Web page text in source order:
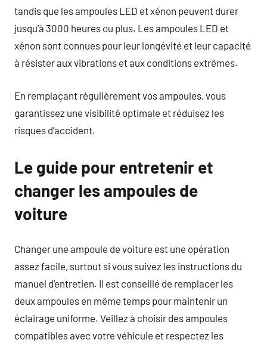
tandis que les ampoules LED et xénon peuvent durer
jusqu’à 3000 heures ou plus. Les ampoules LED et
xénon sont connues pour leur longévité et leur capacité
à résister aux vibrations et aux conditions extrêmes.
En remplaçant régulièrement vos ampoules, vous
garantissez une visibilité optimale et réduisez les
risques d’accident.
Le guide pour entretenir et
changer les ampoules de
voiture
Changer une ampoule de voiture est une opération
assez facile, surtout si vous suivez les instructions du
manuel d’entretien. Il est conseillé de remplacer les
deux ampoules en même temps pour maintenir un
éclairage uniforme. Veillez à choisir des ampoules
compatibles avec votre véhicule et respectez les